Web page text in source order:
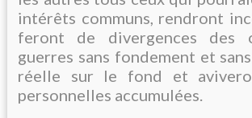
intérêts communs, rendront
feront de divergences des
guerres sans fondement et
réelle sur le fond et
personnelles accumulées.